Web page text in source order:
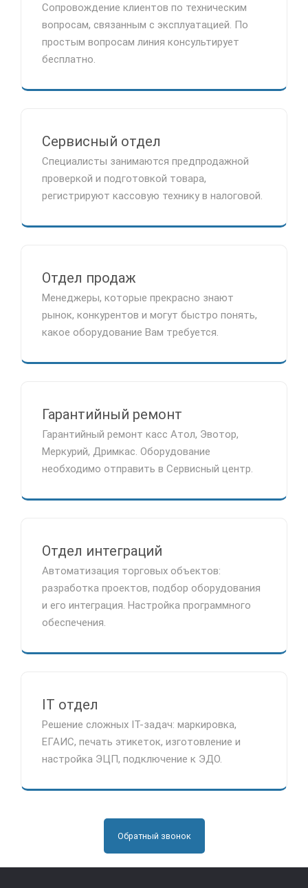
Сопровождение клиентов по техническим
вопросам, связанным с эксплуатацией. По
простым вопросам линия консультирует
бесплатно.
Сервисный отдел
Специалисты занимаются предпродажной
проверкой и подготовкой товара,
регистрируют кассовую технику в налоговой.
Отдел продаж
Менеджеры, которые прекрасно знают
рынок, конкурентов и могут быстро понять,
какое оборудование Вам требуется.
Гарантийный ремонт
Гарантийный ремонт касс Атол, Эвотор,
Меркурий, Дримкас. Оборудование
необходимо отправить в Сервисный центр.
Отдел интеграций
Автоматизация торговых объектов:
разработка проектов, подбор оборудования
и его интеграция. Настройка программного
обеспечения.
IT отдел
Решение сложных IT-задач: маркировка,
ЕГАИС, печать этикеток, изготовление и
настройка ЭЦП, подключение к ЭДО.
Обратный звонок